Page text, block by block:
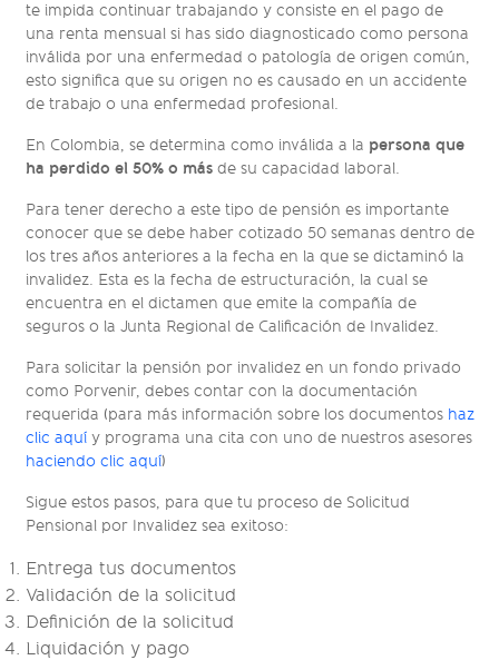
te impida continuar trabajando y consiste en el pago de
una renta mensual si has sido diagnosticado como persona
inválida por una enfermedad o patología de origen común,
esto significa que su origen no es causado en un accidente
de trabajo o una enfermedad profesional.
En Colombia, se determina como inválida a la persona que
ha perdido el 50% o más de su capacidad laboral.
Para tener derecho a este tipo de pensión es importante
conocer que se debe haber cotizado 50 semanas dentro de
los tres años anteriores a la fecha en la que se dictaminó la
invalidez. Esta es la fecha de estructuración, la cual se
encuentra en el dictamen que emite la compañía de
seguros o la Junta Regional de Calificación de Invalidez.
Para solicitar la pensión por invalidez en un fondo privado
como Porvenir, debes contar con la documentación
requerida (para más información sobre los documentos haz
clic aquí y programa una cita con uno de nuestros asesores
haciendo clic aquí)
Sigue estos pasos, para que tu proceso de Solicitud
Pensional por Invalidez sea exitoso:
Entrega tus documentos
Validación de la solicitud
Definición de la solicitud
Liquidación y pago